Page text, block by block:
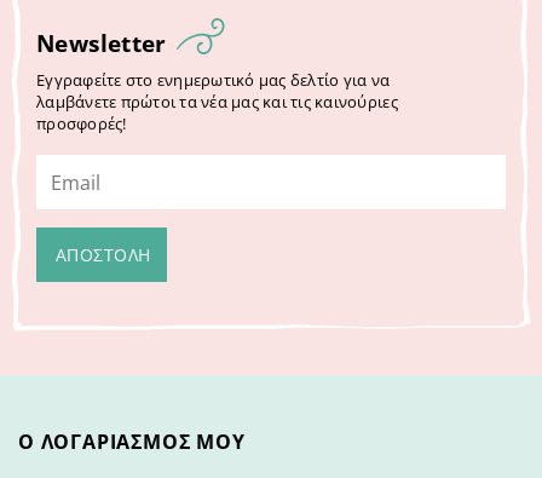
Newsletter
Εγγραφείτε στο ενημερωτικό μας δελτίο για να
λαμβάνετε πρώτοι τα νέα μας και τις καινούριες
προσφορές!
Ο ΛΟΓΑΡΙΑΣΜΌΣ ΜΟΥ